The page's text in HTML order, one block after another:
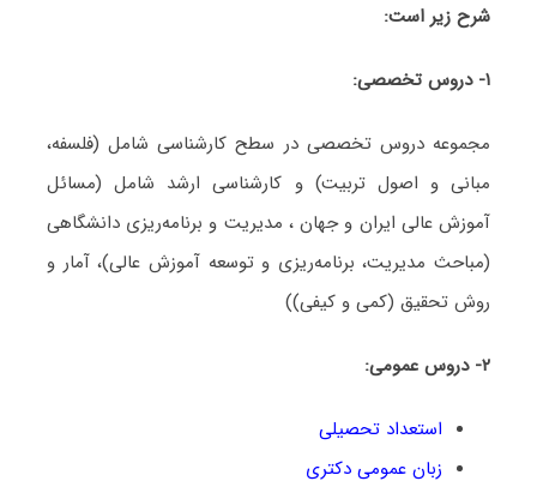
شرح زیر است:
۱- دروس تخصصی:
مجموعه دروس تخصصی در سطح کارشناسی شامل (فلسفه،
مبانی و اصول تربیت) و کارشناسی ارشد شامل (مسائل
آموزش عالی ایران و جهان ، مدیریت و برنامه‌ریزی دانشگاهی
(مباحث مدیریت، برنامه‌ریزی و توسعه آموزش عالی)، آمار و
روش تحقیق (کمی و کیفی))
۲- دروس عمومی:
استعداد تحصیلی
زبان عمومی دکتری